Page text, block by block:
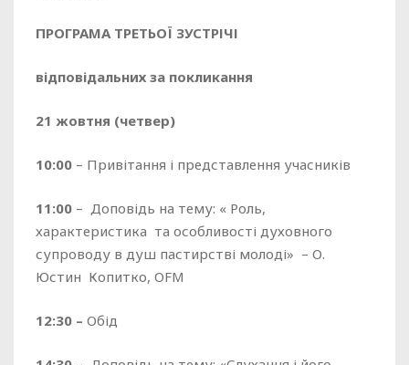
ПРОГРАМА ТРЕТЬОЇ ЗУСТРІЧІ
відповідальних за покликання
21 жовтня (четвер)
10:00 – Привітання і представлення учасників
11:00 – Доповідь на тему: « Роль,
характеристика та особливості духовного
супроводу в душ пастирстві молоді» – О.
Юстин Копитко, OFM
12:30 – Обід